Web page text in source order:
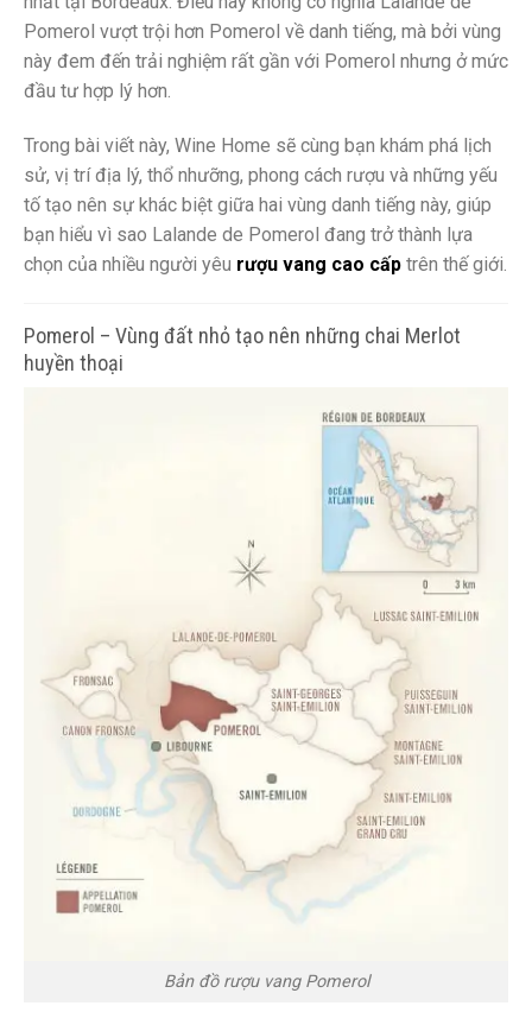
Pomerol vượt trội hơn Pomerol về danh tiếng, mà bởi vùng
này đem đến trải nghiệm rất gần với Pomerol nhưng ở mức
đầu tư hợp lý hơn.
Trong bài viết này, Wine Home sẽ cùng bạn khám phá lịch
sử, vị trí địa lý, thổ nhưỡng, phong cách rượu và những yếu
tố tạo nên sự khác biệt giữa hai vùng danh tiếng này, giúp
bạn hiểu vì sao Lalande de Pomerol đang trở thành lựa
chọn của nhiều người yêu rượu vang cao cấp trên thế giới.
Pomerol – Vùng đất nhỏ tạo nên những chai Merlot
huyền thoại
Bản đồ rượu vang Pomerol